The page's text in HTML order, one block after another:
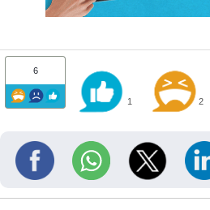
6
1 2